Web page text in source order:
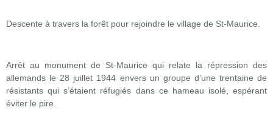
Descente à travers la forêt pour rejoindre le village de St-Maurice.
Arrêt au monument de St-Maurice qui relate la répression des
allemands le 28 juillet 1944 envers un groupe d’une trentaine de
résistants qui s’étaient réfugiés dans ce hameau isolé, espérant
éviter le pire.